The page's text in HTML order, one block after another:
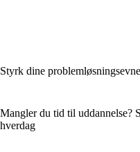
Styrk dine
Mangler du tid til uddannelse?
hverdag